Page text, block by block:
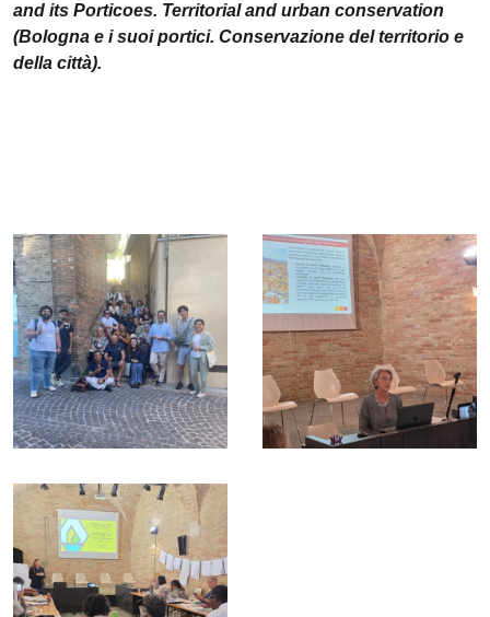
and its Porticoes. Territorial and urban conservation
(Bologna e i suoi portici. Conservazione del territorio e
della città).